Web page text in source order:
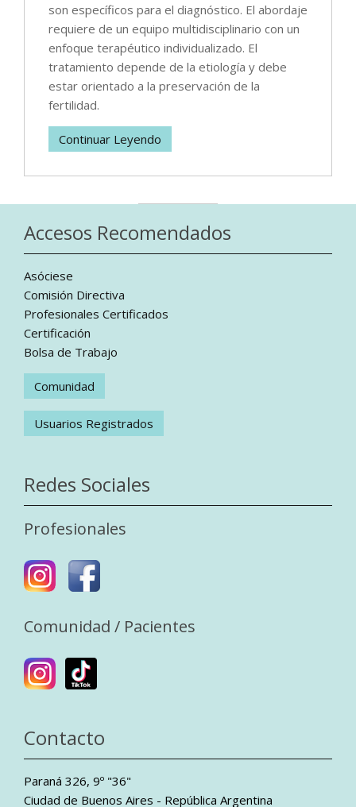
son específicos para el diagnóstico. El abordaje
requiere de un equipo multidisciplinario con un
enfoque terapéutico individualizado. El
tratamiento depende de la etiología y debe
estar orientado a la preservación de la
fertilidad.
Continuar Leyendo
Accesos Recomendados
Asóciese
Comisión Directiva
Profesionales Certificados
Certificación
Bolsa de Trabajo
Comunidad
Usuarios Registrados
Redes Sociales
Profesionales
Comunidad / Pacientes
Contacto
Paraná 326, 9º "36"
Ciudad de Buenos Aires - República Argentina